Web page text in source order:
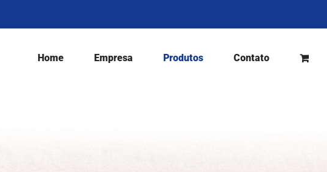
Home Empresa Produtos Contato